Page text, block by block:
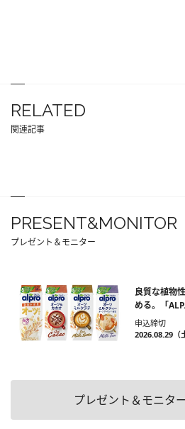
RELATED
関連記事
PRESENT&MONITOR
プレゼント＆モニター
良質な植物
める。「
申込締切
2026.08.29（
プレゼント＆モニタ